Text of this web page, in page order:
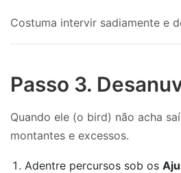
Costuma intervir sadiamente e
Passo 3.
Quando ele (o bird) não acha
montantes e excessos.
Adentre percursos sob os